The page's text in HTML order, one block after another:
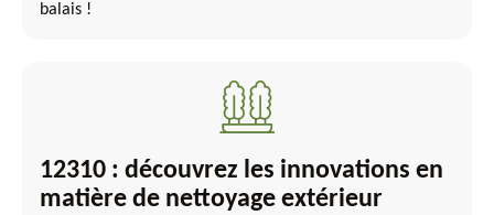
balais !
12310 : découvrez les innovations en
matière de nettoyage extérieur